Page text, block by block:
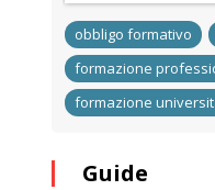
obbligo formativo
formazione
formazione
Guide